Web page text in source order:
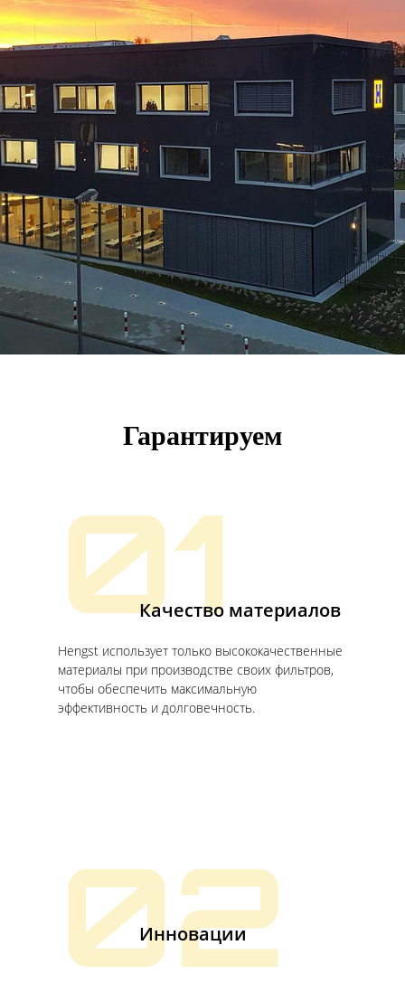
Гарантируем
01
Качество материалов
Hengst использует только высококачественные
материалы при производстве своих фильтров,
чтобы обеспечить максимальную
эффективность и долговечность.
02
Инновации